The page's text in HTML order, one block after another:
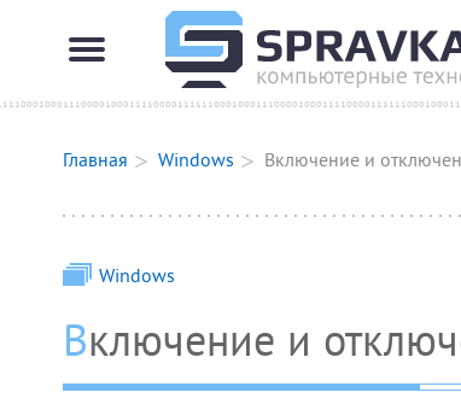
Главная Windows Включение и
Windows
Включение и